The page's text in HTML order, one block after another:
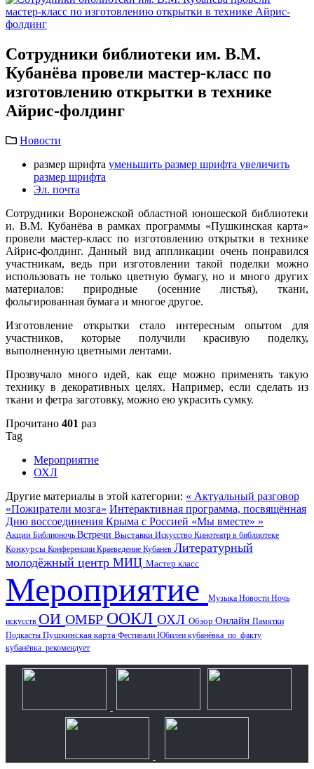
Сотрудники библиотеки им. В.М.
Кубанёва провели мастер-класс по
изготовлению открытки в технике
Айрис-фолдинг
Новости
размер шрифта уменьшить размер шрифта увеличить
размер шрифта
Эл. почта
Сотрудники Воронежской областной юношеской библиотеки
и. В.М. Кубанёва в рамках программы «Пушкинская карта»
провели мастер-класс по изготовлению открытки в технике
Айрис-фолдинг. Данный вид аппликации очень понравился
участникам, ведь при изготовлении такой поделки можно
использовать не только цветную бумагу, но и много других
материалов: природные (осенние листья), ткани,
фольгированная бумага и многое другое.
Изготовление открытки стало интересным опытом для
участников, которые получили красивую поделку,
выполненную цветными лентами.
Прозвучало много идей, как еще можно применять такую
технику в декоративных целях. Например, если сделать из
ткани и фетра заготовку, можно ею украсить сумку.
Прочитано 401 раз
Tag
Мероприятие
ОХЛ
Другие материалы в этой категории: « Актуальный разговор
«Пожиратели мозга» Интерактивная программа, посвящённая
Дню воссоединения Крыма с Россией «Мы вместе» »
Акции Библионочь Встречи Выставки Искусство Кинотеатр в библиотеке
Конкурсы Конференции Краеведение Кубанев Литературный
молодёжный центр МИЦ Мастер класс
Мероприятие Музыка Новости Ночь
искусств ОИ ОМБР ООКЛ ОХЛ Обзор Онлайн Памятки
Подкасты Пушкинская карта Фестивали Юбилеи кубанёвка_по_факту
кубанёвка_рекомендует